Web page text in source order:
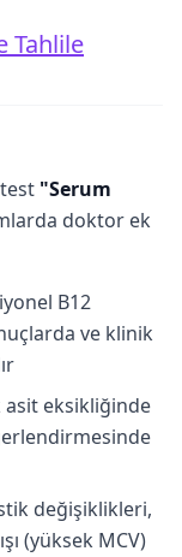
Tahlile
"Serum
doktor ek
B12
ve klinik
asit eksikliğinde
değişiklikleri,
(yüksek MCV)